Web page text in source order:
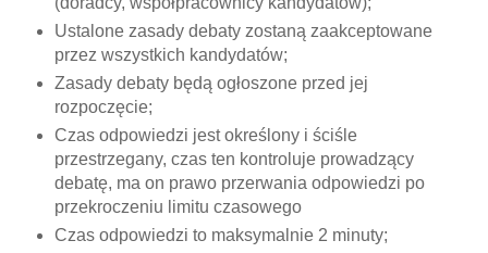
Ustalone zasady debaty zostaną zaakceptowane
przez wszystkich kandydatów;
Zasady debaty będą ogłoszone przed jej
rozpoczęcie;
Czas odpowiedzi jest określony i ściśle
przestrzegany, czas ten kontroluje prowadzący
debatę, ma on prawo przerwania odpowiedzi po
przekroczeniu limitu czasowego
Czas odpowiedzi to maksymalnie 2 minuty;